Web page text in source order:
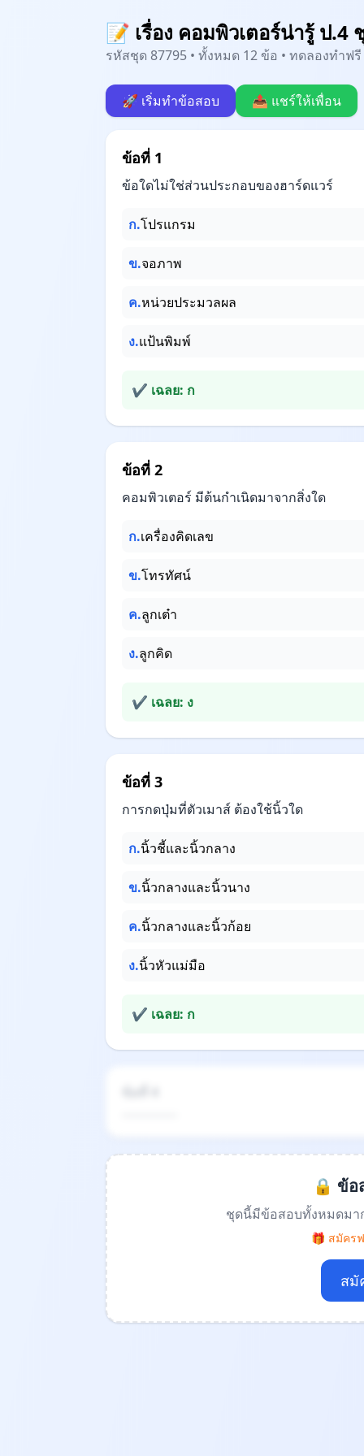
📝 เรื่อง คอมพิวเตอร์น่ารู้ ป.4
รหัสชุด 87795 • ทั้งหมด 12 ข้อ • ทดลองทำฟ
🚀 เริ่มทำข้อสอบ 📤 แชร์ให้เพื่อน
ข้อที่ 1
ข้อใดไม่ใช่ส่วนประกอบของฮาร์ดแวร์
ก.โปรแกรม
ข.จอภาพ
ค.หน่วยประมวลผล
ง.แป้นพิมพ์
✔ เฉลย: ก
ข้อที่ 2
คอมพิวเตอร์ มีต้นกำเนิดมาจากสิ่งใด
ก.เครื่องคิดเลข
ข.โทรทัศน์
ค.ลูกเต๋า
ง.ลูกคิด
✔ เฉลย: ง
ข้อที่ 3
การกดปุ่มที่ตัวเมาส์ ต้องใช้นิ้วใด
ก.นิ้วชี้และนิ้วกลาง
ข.นิ้วกลางและนิ้วนาง
ค.นิ้วกลางและนิ้วก้อย
ง.นิ้วหัวแม่มือ
✔ เฉลย: ก
🔒 ข้อ
ชุดนี้มีข้อสอบทั้งหมดมา
🎁 สมัคร
สมั